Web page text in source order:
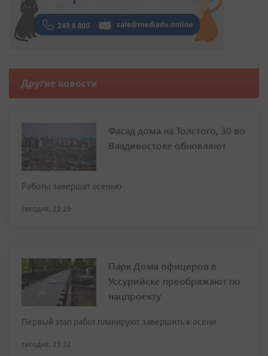
Другие новости
Фасад дома на Толстого, 30 во
Владивостоке обновляют
Работы завершат осенью
сегодня, 22:29
Парк Дома офицеров в
Уссурийске преображают по
нацпроекту
Первый этап работ планируют завершить к осени
сегодня, 21:32